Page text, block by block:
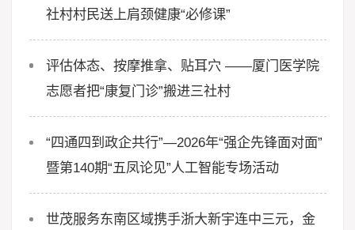
社村村民送上肩颈健康“必修课”
评估体态、按摩推拿、贴耳穴 ——厦门医学院
志愿者把“康复门诊”搬进三社村
“四通四到政企共行”—2026年“强企先锋面对面”
暨第140期“五凤论见”人工智能专场活动
世茂服务东南区域携手浙大新宇连中三元，金